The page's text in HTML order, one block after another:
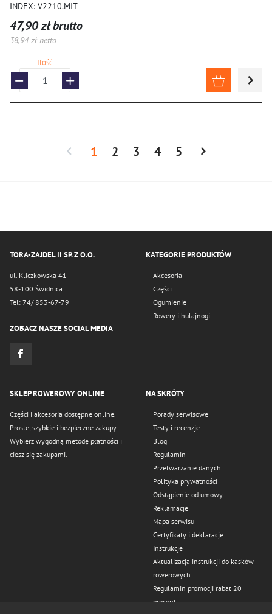
INDEX: V2210.MIT
47,90 zł brutto
38,94 zł netto
Ilość
1 2 3 4 5
TORA-ZAJDEL II SP. Z O.O.
ul. Kliczkowska 41
58-100 Świdnica
Tel: 74/ 853-67-79
ZOBACZ NASZE SOCIAL MEDIA
KATEGORIE PRODUKTÓW
Akcesoria
Części
Ogumienie
Rowery i hulajnogi
SKLEP ROWEROWY ONLINE
Części i akcesoria dostępne online.
Proste, szybkie i bezpieczne zakupy.
Wybierz wygodną metodę płatności i
ciesz się zakupami.
NA SKRÓTY
Porady serwisowe
Testy i recenzje
Blog
Regulamin
Przetwarzanie danych
Polityka prywatności
Odstąpienie od umowy
Reklamacje
Mapa serwisu
Certyfikaty i deklaracje
Instrukcje
Aktualizacja instrukcji do kasków
rowerowych
Regulamin promocji rabat 20
procent